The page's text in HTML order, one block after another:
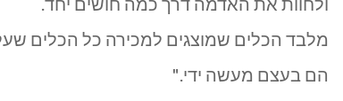
מלבד הכלים שמוצגים למכירה כל הכלים
הם בעצם מעשה ידי."